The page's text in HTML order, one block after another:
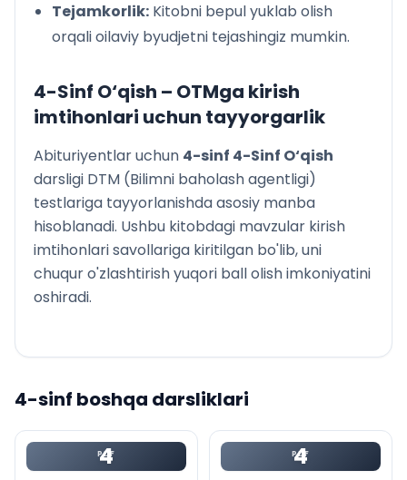
M. Xidir. Oydin kecha
QO‘SHIMCHA O‘QISH UCHUN
Tejamkorlik: Kitobni bepul yuklab olish
orqali oilaviy byudjetni tejashingiz mumkin.
4-Sinf O‘qish – OTMga kirish
imtihonlari uchun tayyorgarlik
Abituriyentlar uchun 4-sinf 4-Sinf O‘qish
darsligi DTM (Bilimni baholash agentligi)
testlariga tayyorlanishda asosiy manba
hisoblanadi. Ushbu kitobdagi mavzular kirish
imtihonlari savollariga kiritilgan bo'lib, uni
chuqur o'zlashtirish yuqori ball olish imkoniyatini
oshiradi.
4-sinf boshqa darsliklari
4
PDF 4
PDF